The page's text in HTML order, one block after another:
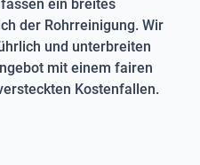
ein breites
der Rohrreinigung. Wir
und unterbreiten
mit einem fairen
Kostenfallen.